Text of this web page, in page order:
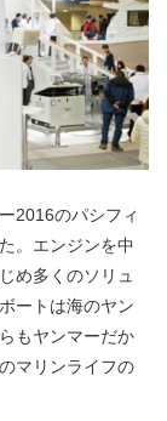
2016のパシフィ
。エンジンを中
め多くのソリュ
ートは海のヤン
もヤンマーだか
マリンライフの